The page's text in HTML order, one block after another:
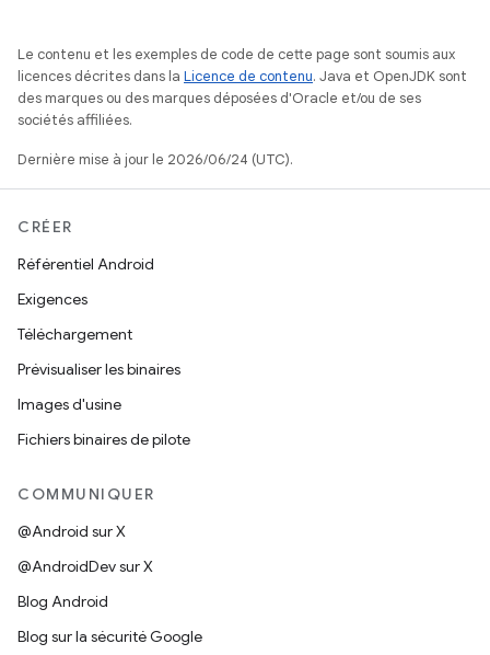
Le contenu et les exemples de code de cette page sont soumis aux
licences décrites dans la Licence de contenu. Java et OpenJDK sont
des marques ou des marques déposées d'Oracle et/ou de ses
sociétés affiliées.
Dernière mise à jour le 2026/06/24 (UTC).
CRÉER
Référentiel Android
Exigences
Téléchargement
Prévisualiser les binaires
Images d'usine
Fichiers binaires de pilote
COMMUNIQUER
@Android sur X
@AndroidDev sur X
Blog Android
Blog sur la sécurité Google